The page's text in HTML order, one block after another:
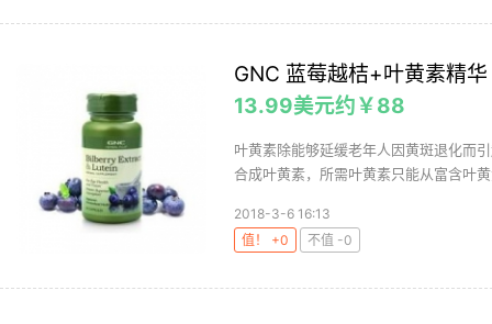
GNC 蓝莓越桔+叶黄素精
13.99美元约￥88
叶黄素除能够延缓老年人因黄斑退化而
合成叶黄素，所需叶黄素只能从富含叶
2018-3-6 16:13
值！ +0
不值 -0